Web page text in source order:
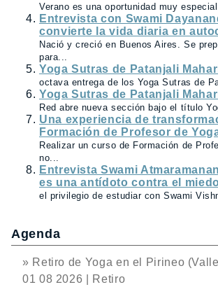
Verano es una oportunidad muy especial
Entrevista con Swami
convierte la vida diaria en
Nació y creció en Buenos Aires. Se
para...
Yoga Sutras de Patanjali
octava entrega de los Yoga Sutras de
Yoga Sutras de Patanjali
Red abre nueva sección bajo el título
Una experiencia de
Formación de Profesor de
Realizar un curso de Formación de
no...
Entrevista Swami
es una antídoto contra el
el privilegio de estudiar con Swami
Agenda
» Retiro de Yoga en el Pirineo
01 08 2026 | Retiro